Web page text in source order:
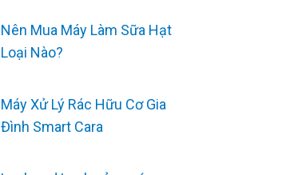
Nên Mua Máy Làm Sữa Hạt
Loại Nào?
Máy Xử Lý Rác Hữu Cơ Gia
Đình Smart Cara